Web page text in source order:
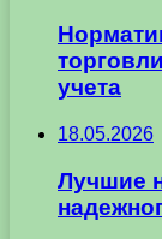
учета
18.05.2026
Лучшие